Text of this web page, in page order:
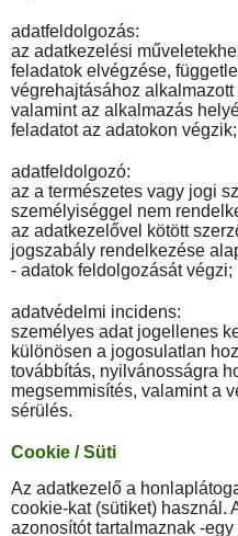
adatfeldolgozás:
az adatkezelési
feladatok elvégzése,
végrehajtásához
valamint az alkalmazás
feladatot az adatokon végzik;
adatfeldolgozó:
az a természetes vagy jogi
személyiséggel nem
az adatkezelővel kötött
jogszabály rendelkezése
- adatok feldolgozását végzi;
adatvédelmi incidens:
személyes adat jogellenes
különösen a jogosulatlan
továbbítás, nyilvánosságra
megsemmisítés, valamint a
sérülés.
Cookie / Süti
Az adatkezelő a
cookie-kat (sütiket) használ.
azonosítót tartalmaznak -